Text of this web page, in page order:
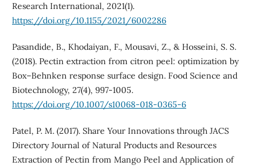
Research International, 2021(1).
https://doi.org/10.1155/2021/6002286
Pasandide, B., Khodaiyan, F., Mousavi, Z., & Hosseini, S. S.
(2018). Pectin extraction from citron peel: optimization by
Box–Behnken response surface design. Food Science and
Biotechnology, 27(4), 997-1005.
https://doi.org/10.1007/s10068-018-0365-6
Patel, P. M. (2017). Share Your Innovations through JACS
Directory Journal of Natural Products and Resources
Extraction of Pectin from Mango Peel and Application of